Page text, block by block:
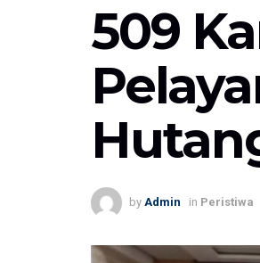
509
by Admin in Peristiwa